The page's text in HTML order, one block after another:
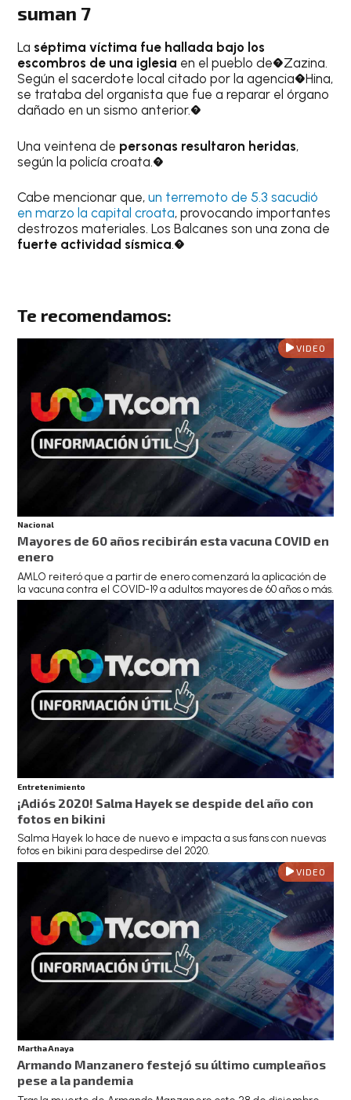
suman 7
La séptima víctima fue hallada bajo los
escombros de una iglesia en el pueblo de�Zazina.
Según el sacerdote local citado por la agencia�Hina,
se trataba del organista que fue a reparar el órgano
dañado en un sismo anterior.�
Una veintena de personas resultaron heridas,
según la policía croata.�
Cabe mencionar que, un terremoto de 5.3 sacudió
en marzo la capital croata, provocando importantes
destrozos materiales. Los Balcanes son una zona de
fuerte actividad sísmica.�
Te recomendamos:
VIDEO
Nacional
Mayores de 60 años recibirán esta vacuna COVID en
enero
AMLO reiteró que a partir de enero comenzará la aplicación de
la vacuna contra el COVID-19 a adultos mayores de 60 años o más.
Entretenimiento
¡Adiós 2020! Salma Hayek se despide del año con
fotos en bikini
Salma Hayek lo hace de nuevo e impacta a sus fans con nuevas
fotos en bikini para despedirse del 2020.
VIDEO
Martha Anaya
Armando Manzanero festejó su último cumpleaños
pese a la pandemia